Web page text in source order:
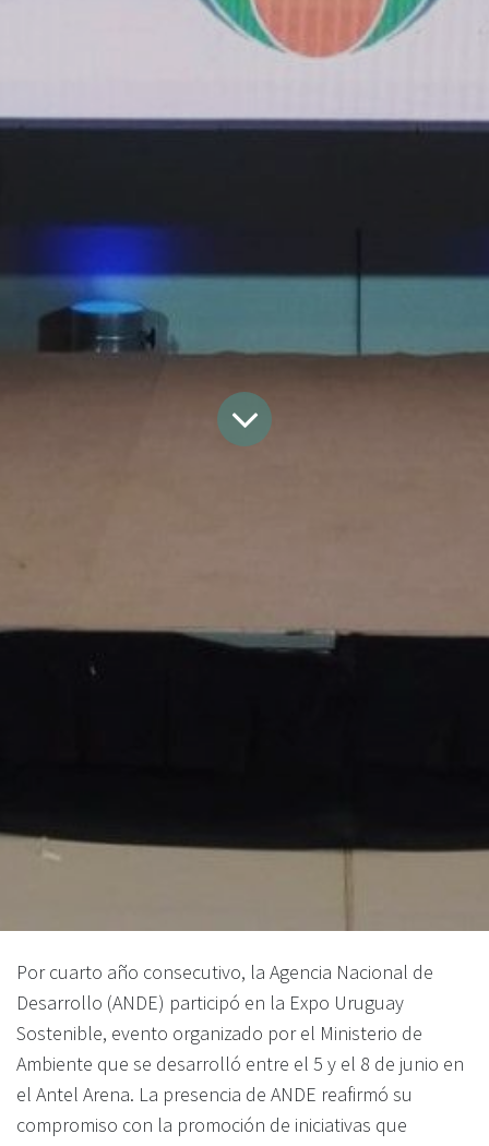
Por cuarto año consecutivo, la Agencia Nacional de
Desarrollo (ANDE) participó en la Expo Uruguay
Sostenible, evento organizado por el Ministerio de
Ambiente que se desarrolló entre el 5 y el 8 de junio en
el Antel Arena. La presencia de ANDE reafirmó su
compromiso con la promoción de iniciativas que